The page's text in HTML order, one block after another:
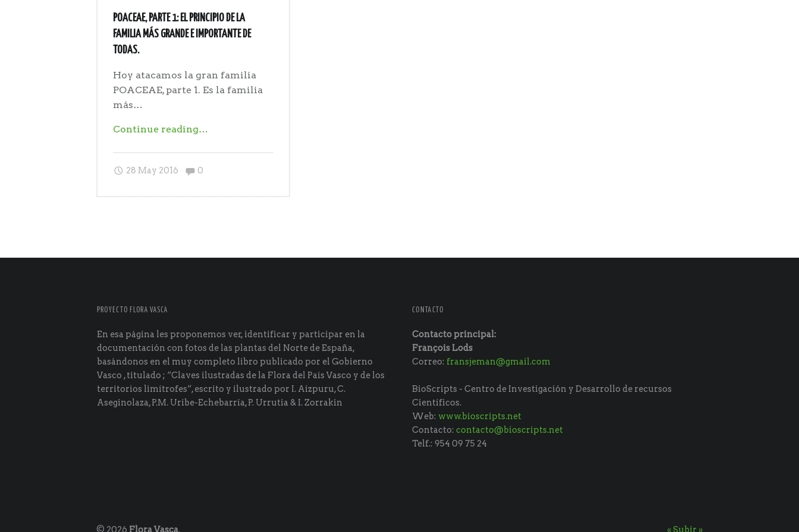
POACEAE, PARTE 1: EL PRINCIPIO DE LA
FAMILIA MÁS GRANDE E IMPORTANTE DE
TODAS.
Hoy atacamos la gran familia
POACEAE, parte 1. Es la familia
más…
Continue reading"POACEAE,
el
…
28 May 2016 Comments:
0
PROYECTO FLORA VASCA
En esa página les proponemos ver, identificar y participar en la
documentación con fotos de las plantas del Norte de España,
basándonos en el muy completo libro publicado por el Gobierno
Vasco , titulado ; “Claves ilustradas de la Flora del País Vasco y de los
territorios limítrofes“, escrito y ilustrado por I. Aizpuru, C.
Aseginolaza, P.M. Uribe-Echebarría, P. Urrutia & I. Zorrakin
CONTACTO
Contacto principal:
François Lods
Correo: fransjeman@gmail.com
BioScripts - Centro de Investigación y Desarrollo de recursos
Científicos.
Web: www.bioscripts.net
Contacto:contacto@bioscripts.net
Telf.: 954 09 75 24